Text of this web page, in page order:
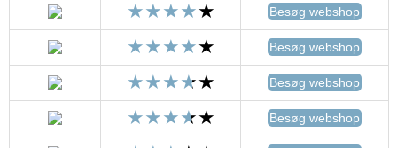
Besøg webshop
Besøg webshop
Besøg webshop
Besøg webshop